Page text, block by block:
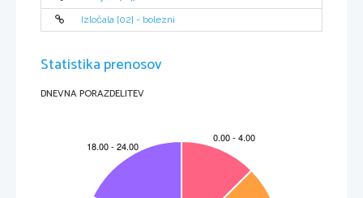
gost – gost: ________________________________________________________________________
konj-ski
Izločala [02] - bolezni
Statistika prenosov
DNEVNA PORAZDELITEV